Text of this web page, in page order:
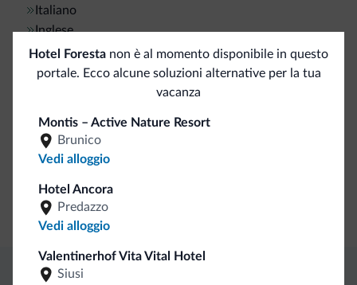
Italiano
Inglese
Tedesco
Sala congressi
Carta di credito
Hotel Foresta non è al momento disponibile in questo
portale. Ecco alcune soluzioni alternative per la tua
vacanza
Montis – Active Nature Resort
Brunico
Vedi alloggio
Hotel Ancora
Predazzo
Vedi alloggio
Valentinerhof Vita Vital Hotel
Siusi